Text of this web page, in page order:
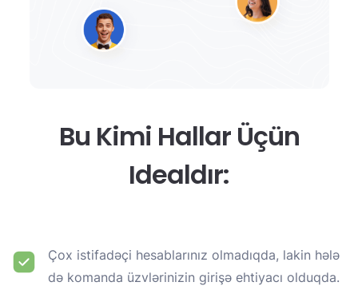
Bu Kimi Hallar Üçün
Idealdır:
Çox istifadəçi hesablarınız olmadıqda, lakin hələ
də komanda üzvlərinizin girişə ehtiyacı olduqda.